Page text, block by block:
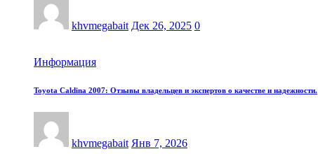
khvmegabait Дек 26, 2025 0
Информация
Toyota Caldina 2007: Отзывы владельцев и экспертов о качестве и надежности.
khvmegabait Янв 7, 2026